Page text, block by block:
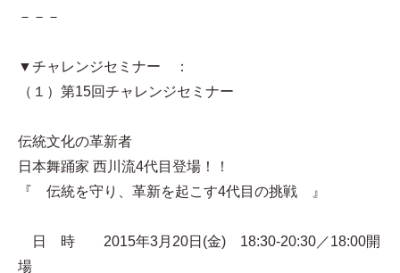
－－－
▼チャレンジセミナー ：
（１）第15回チャレンジセミナー
伝統文化の革新者
日本舞踊家 西川流4代目登場！！
『 伝統を守り、革新を起こす4代目の挑戦 』
日 時 2015年3月20日(金) 18:30-20:30／18:00開
場